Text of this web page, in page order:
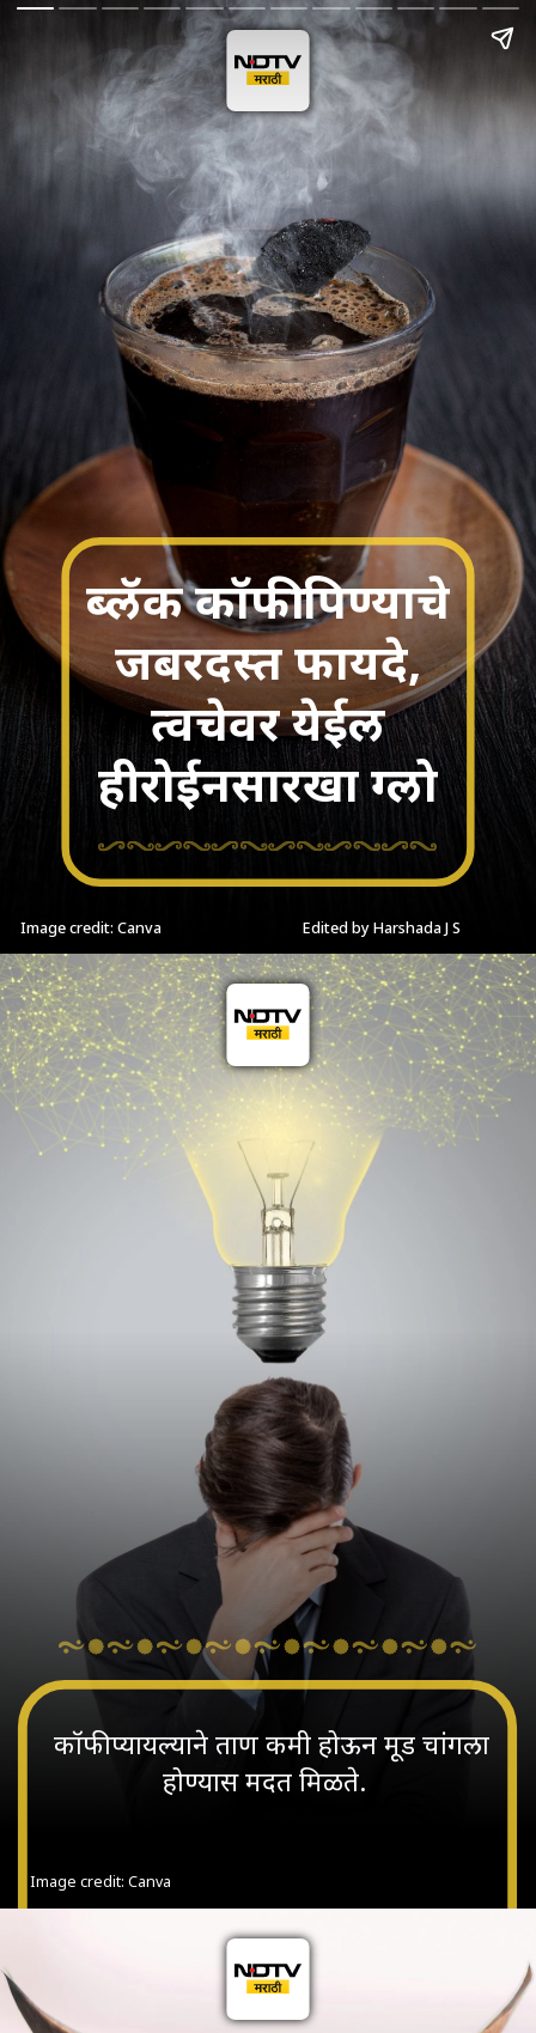
ब्लॅक कॉफी पिण्याचे
जबरदस्त फायदे,
त्वचेवर येईल
हीरोईनसारखा ग्लो
Edited by Harshada J S
Image credit: Canva
कॉफी प्यायल्याने ताण कमी होऊन मूड चांगला
होण्यास मदत मिळते.
Image credit: Canva